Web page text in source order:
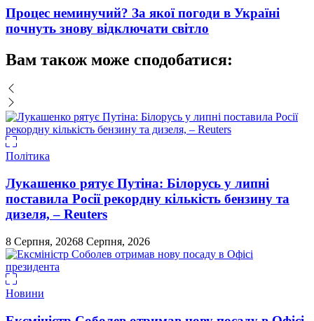
Процес неминучий? За якої погоди в Україні
почнуть знову відключати світло
Вам також може сподобатися:
Політика
Лукашенко рятує Путіна: Білорусь у липні
поставила Росії рекордну кількість бензину та
дизеля, – Reuters
8 Серпня, 20268 Серпня, 2026
Новини